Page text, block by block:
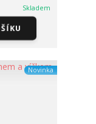
Skladem
Novinka